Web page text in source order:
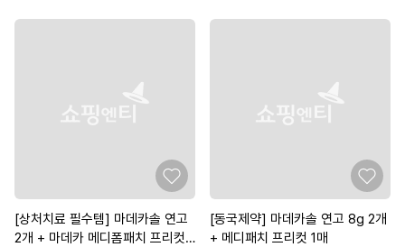
[상처치료 필수템] 마데카솔 연고
2개 + 마데카 메디폼패치 프리컷
[동국제약] 마데카솔 연고 8g 2개
+ 메디패치 프리컷 1매